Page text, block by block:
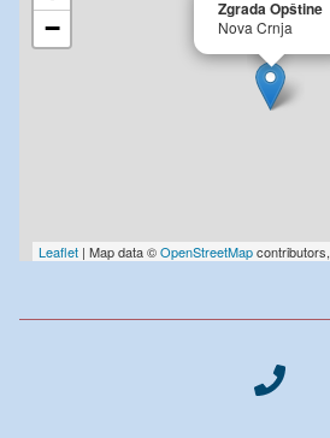
Zgrada Opštine
Nova Crnja
−
Leaflet | Map data ©OpenStreetMapcontributors,